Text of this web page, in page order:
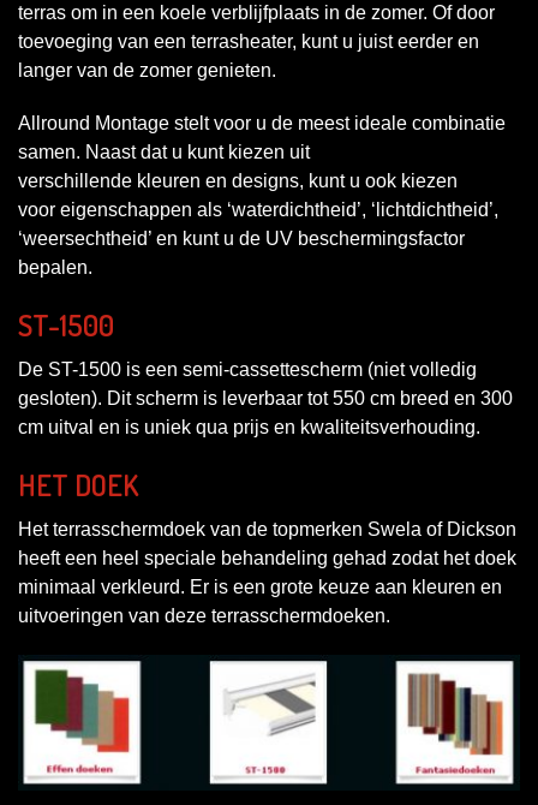
terras om in een koele verblijfplaats in de zomer. Of door
toevoeging van een terrasheater, kunt u juist eerder en
langer van de zomer genieten.
Allround Montage stelt voor u de meest ideale combinatie
samen. Naast dat u kunt kiezen uit
verschillende kleuren en designs, kunt u ook kiezen
voor eigenschappen als ‘waterdichtheid’, ‘lichtdichtheid’,
‘weersechtheid’ en kunt u de UV beschermingsfactor
bepalen.
ST-1500
De ST-1500 is een semi-cassettescherm (niet volledig
gesloten). Dit scherm is leverbaar tot 550 cm breed en 300
cm uitval en is uniek qua prijs en kwaliteitsverhouding.
HET DOEK
Het terrasschermdoek van de topmerken Swela of Dickson
heeft een heel speciale behandeling gehad zodat het doek
minimaal verkleurd. Er is een grote keuze aan kleuren en
uitvoeringen van deze terrasschermdoeken.